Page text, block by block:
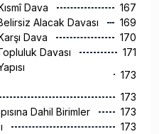
Dava
167
Alacak Davası
169
Dava
170
Davası
171
173
173
Dahil Birimler
173
173